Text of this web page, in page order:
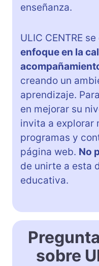
enseñanza.
ULIC CENTRE
enfoque en la
creando un
aprendizaje.
en mejorar su
invita a explorar
programas y
página web. No
de unirte a esta
educativa.
sobre